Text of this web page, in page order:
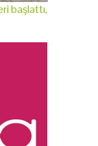
başlattı,